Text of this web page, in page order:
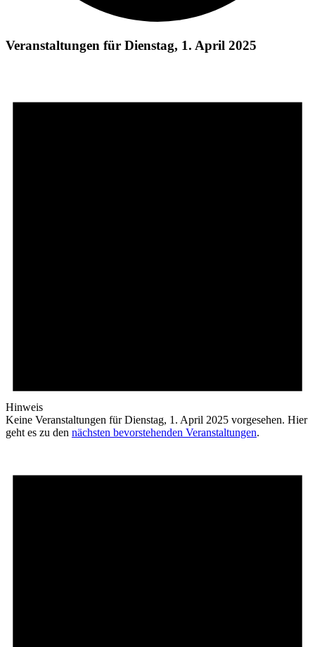
Veranstaltungen für Dienstag, 1. April 2025
Hinweis
Keine Veranstaltungen für Dienstag, 1. April 2025 vorgesehen. Hier
geht es zu den nächsten bevorstehenden Veranstaltungen.